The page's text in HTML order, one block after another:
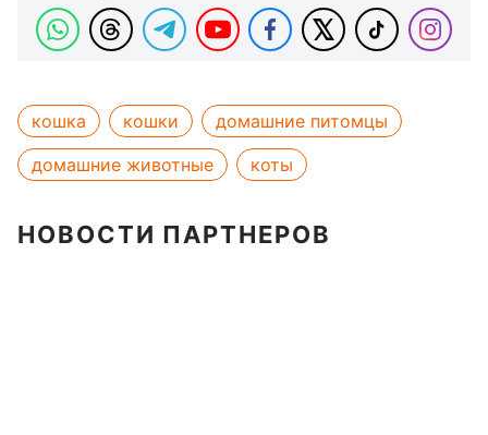
кошка кошки
домашние питомцы
домашние животные
коты
НОВОСТИ ПАРТНЕРОВ